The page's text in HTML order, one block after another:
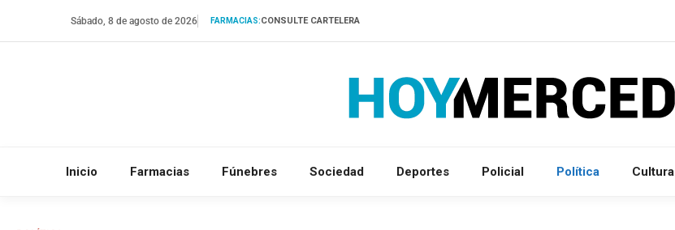
Sábado, 8 de agosto de 2026 FARMACIAS:CONSULTE CARTELERA
Inicio Farmacias Fúnebres Sociedad Deportes Policial Política Cultura